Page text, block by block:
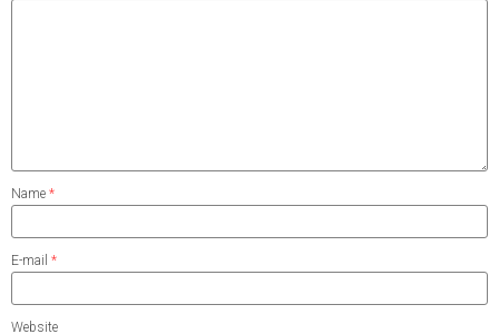
Name *
E-mail *
Website